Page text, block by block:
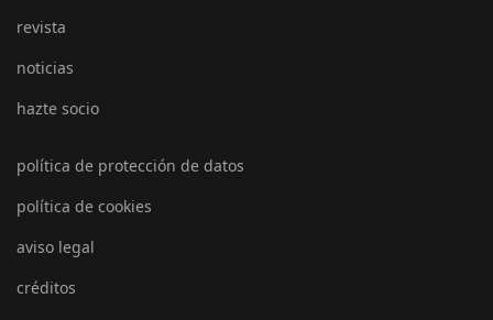
revista
noticias
hazte socio
política de protección de datos
política de cookies
aviso legal
créditos